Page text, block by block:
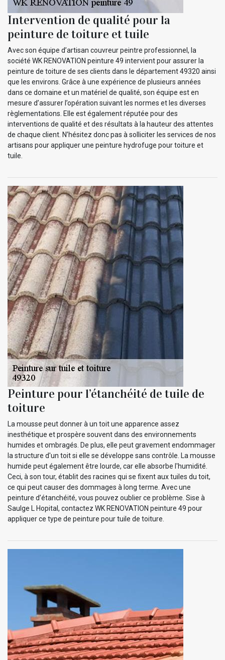
Intervention de qualité pour la
peinture de toiture et tuile
Avec son équipe d’artisan couvreur peintre professionnel, la
société WK RENOVATION peinture 49 intervient pour assurer la
peinture de toiture de ses clients dans le département 49320 ainsi
que les environs. Grâce à une expérience de plusieurs années
dans ce domaine et un matériel de qualité, son équipe est en
mesure d’assurer l’opération suivant les normes et les diverses
règlementations. Elle est également réputée pour des
interventions de qualité et des résultats à la hauteur des attentes
de chaque client. N’hésitez donc pas à solliciter les services de nos
artisans pour appliquer une peinture hydrofuge pour toiture et
tuile.
Peinture pour l’étanchéité de tuile de
toiture
La mousse peut donner à un toit une apparence assez
inesthétique et prospère souvent dans des environnements
humides et ombragés. De plus, elle peut gravement endommager
la structure d'un toit si elle se développe sans contrôle. La mousse
humide peut également être lourde, car elle absorbe l'humidité.
Ceci, à son tour, établit des racines qui se fixent aux tuiles du toit,
ce qui peut causer des dommages à long terme. Avec une
peinture d’étanchéité, vous pouvez oublier ce problème. Sise à
Saulge L Hopital, contactez WK RENOVATION peinture 49 pour
appliquer ce type de peinture pour tuile de toiture.